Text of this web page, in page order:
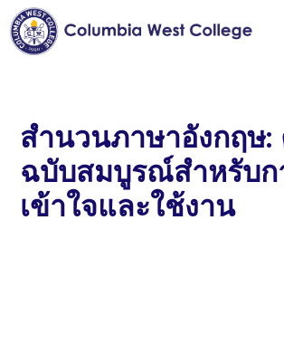
สำนวนภาษาอังกฤษ:
ฉบับสมบูรณ์สำหรับก
เข้าใจและใช้งาน